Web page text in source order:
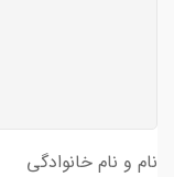
نام و نام خانوادگی